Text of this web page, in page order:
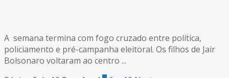
A semana termina com fogo cruzado entre política,
policiamento e pré-campanha eleitoral. Os filhos de Jair
Bolsonaro voltaram ao centro ...